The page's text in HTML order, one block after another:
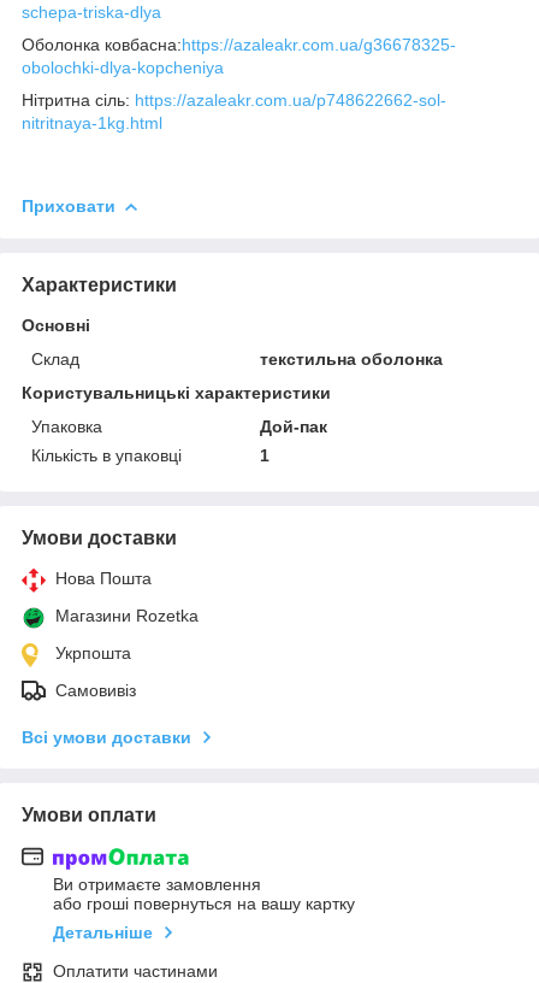
schepa-triska-dlya
Оболонка ковбасна:https://azaleakr.com.ua/g36678325-
obolochki-dlya-kopcheniya
Нітритна сіль: https://azaleakr.com.ua/p748622662-sol-
nitritnaya-1kg.html
Приховати
Характеристики
Основні
Склад
текстильна оболонка
Користувальницькі характеристики
Упаковка
Дой-пак
Кількість в упаковці
1
Умови доставки
Нова Пошта
Магазини Rozetka
Укрпошта
Самовивіз
Всі умови доставки
Умови оплати
Ви отримаєте замовлення
або гроші повернуться на вашу картку
Детальніше
Оплатити частинами